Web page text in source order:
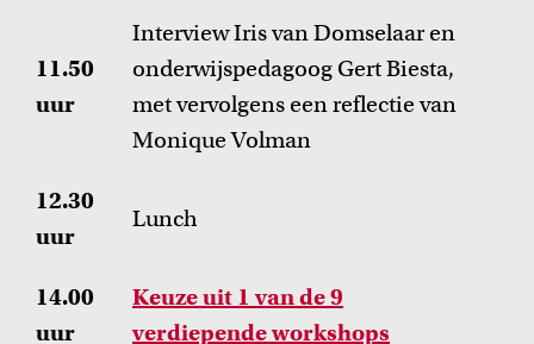
11.50
uur
Interview Iris van Domselaar en
onderwijspedagoog Gert Biesta,
met vervolgens een reflectie van
Monique Volman
12.30
uur
Lunch
14.00
uur
Keuze uit 1 van de 9
verdiepende workshops